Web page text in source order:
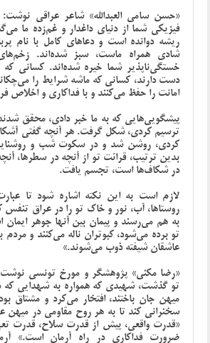
«حسن سامی العبدالله» شاعر عراقی
فیزیکی شما از دنیای داغدار و غم‌زده ما
ریشه دوانده است و دعاهای کامل با نام
شادی همراه ماست، سبز شده‌اند.
خستگی‌ناپذیر شما خیره شده‌اند. کسانی
دست دارند، کسانی که ماشه شرایط را
امانت را حفظ می‌کنند و با فداکاری و اخلاص
پیشگویی‌هایی که به ما خبر دادی، محقق
ترسیم کردی، شکل گرفت. هر آنچه گفتی
کردی، روشن شد و در سکوت شب و
بدین ترتیب، قرائت تو از آنچه در سطرها،
در شکاف‌ها است، تجسم یافت.
لازم است به این نکته اشاره شود تا
روستاها، آب، نور و خاک تو را در عراق
به هم می‌رسند و پیمان بین آنها جوهر
تو برده می‌شود، کبوتران ناله می‌کنند و
عاشقان شیفته ذوب می‌شوند.»
«رضا مکنی» پژوهشگر و مورخ تونسی
تو گذشت، شهیدی که همواره به شهدایی که
میهن جان باختند، افتخار می‌کرد و مشتاق
سخنرانی کند تا به هر روح مقاومی در میهن
«قدرت واقعی، پیش از قدرت سلاح، قدرت
ضرورت فداکاری در راه آرمان است.»